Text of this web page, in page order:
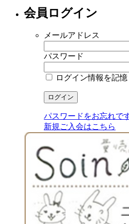
会員ログイン
メールアドレス
パスワード
ログイン情報を記憶
パスワードをお忘れで
新規ご入会はこちら